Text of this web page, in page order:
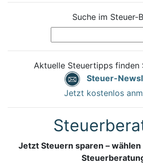
Suche im Steuer-
Aktuelle Steuertipps finden
Steuer-
Jetzt kostenlos
Jetzt Steuern sparen – wählen